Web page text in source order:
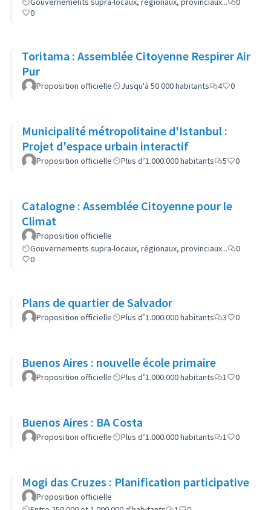
0
Toritama : Assemblée Citoyenne Respirer Air
Pur
Proposition officielle Jusqu'à 50 000 habitants 4 0
Municipalité métropolitaine d'Istanbul :
Projet d'espace urbain interactif
Proposition officielle Plus d’1.000.000 habitants 5 0
Catalogne : Assemblée Citoyenne pour le
Climat
Proposition officielle
Gouvernements supra-locaux, régionaux, provinciaux...
0
0
Plans de quartier de Salvador
Proposition officielle Plus d’1.000.000 habitants 3 0
Buenos Aires : nouvelle école primaire
Proposition officielle Plus d’1.000.000 habitants 1 0
Buenos Aires : BA Costa
Proposition officielle Plus d’1.000.000 habitants 1 0
Mogi das Cruzes : Planification participative
Proposition officielle